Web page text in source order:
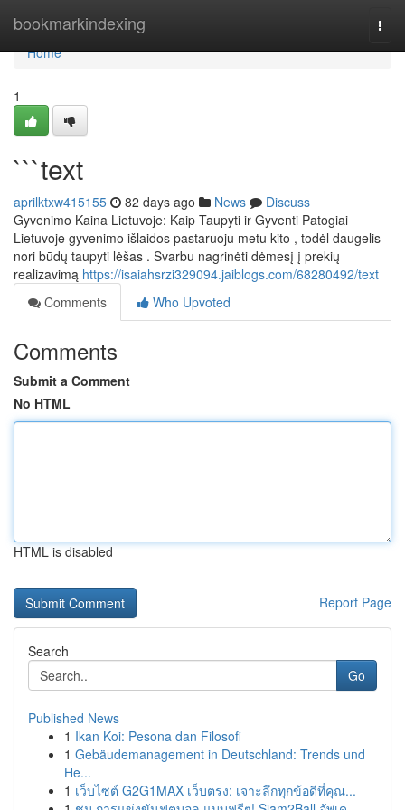
bookmarkindexing
Home
Home
1
```text
aprilktxw415155 82 days ago News
Discuss
Gyvenimo Kaina Lietuvoje: Kaip Taupyti ir Gyventi Patogiai
Lietuvoje gyvenimo išlaidos pastaruoju metu kito , todėl daugelis
nori būdų taupyti lėšas . Svarbu nagrinėti dėmesį į prekių
realizavimą https://isaiahsrzi329094.jaiblogs.com/68280492/text
Comments
Who Upvoted
Comments
Submit a Comment
No HTML
HTML is disabled
Report Page
Search
Go
Published News
1 Ikan Koi: Pesona dan Filosofi
1 Gebäudemanagement in Deutschland: Trends und
He...
1 เว็บไซต์ G2G1MAX เว็บตรง: เจาะลึกทุกข้อดีที่คุณ...